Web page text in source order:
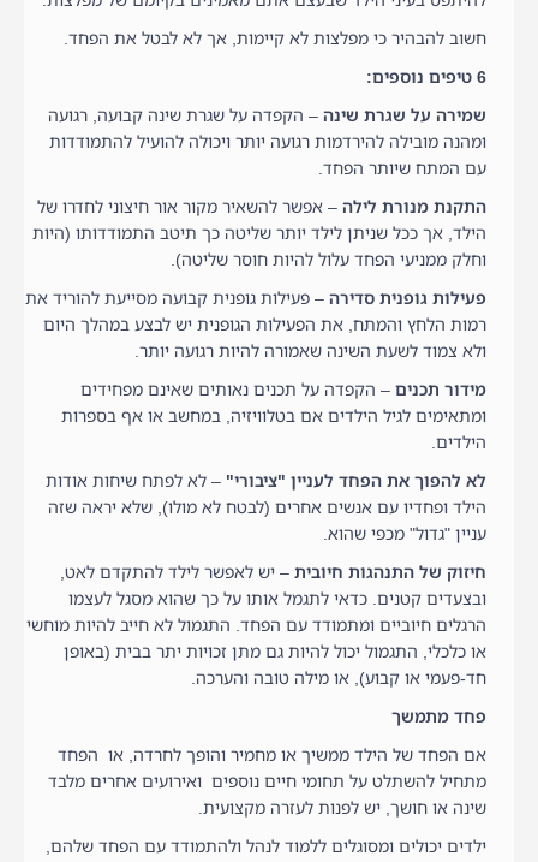
חשוב להבהיר כי מפלצות לא קיימות, אך לא לבטל את הפחד.
6 טיפים נוספים:
שמירה על שגרת שינה– הקפדה על שגרת שינה קבועה, רגועה
ומהנה מובילה להירדמות רגועה יותר ויכולה להועיל להתמודדות
עם המתח שיותר הפחד.
התקנת מנורת לילה– אפשר להשאיר מקור אור חיצוני לחדרו של
הילד, אך ככל שניתן לילד יותר שליטה כך תיטב התמודדותו (היות
וחלק ממניעי הפחד עלול להיות חוסר שליטה).
פעילות גופנית סדירה– פעילות גופנית קבועה מסייעת להוריד את
רמות הלחץ והמתח, את הפעילות הגופנית יש לבצע במהלך היום
ולא צמוד לשעת השינה שאמורה להיות רגועה יותר.
מידור תכנים– הקפדה על תכנים נאותים שאינם מפחידים
ומתאימים לגיל הילדים אם בטלוויזיה, במחשב או אף בספרות
הילדים.
לא להפוך את הפחד לעניין "ציבורי"– לא לפתח שיחות אודות
הילד ופחדיו עם אנשים אחרים (לבטח לא מולו), שלא יראה שזה
עניין "גדול" מכפי שהוא.
חיזוק של התנהגות חיובית– יש לאפשר לילד להתקדם לאט,
ובצעדים קטנים. כדאי לתגמל אותו על כך שהוא מסגל לעצמו
הרגלים חיוביים ומתמודד עם הפחד. התגמול לא חייב להיות מוחשי
או כלכלי, התגמול יכול להיות גם מתן זכויות יתר בבית (באופן
חד-פעמי או קבוע), או מילה טובה והערכה.
פחד מתמשך
אם הפחד של הילד ממשיך או מחמיר והופך לחרדה, או הפחד
מתחיל להשתלט על תחומי חיים נוספים ואירועים אחרים מלבד
שינה או חושך, יש לפנות לעזרה מקצועית.
ילדים יכולים ומסוגלים ללמוד לנהל ולהתמודד עם הפחד שלהם,